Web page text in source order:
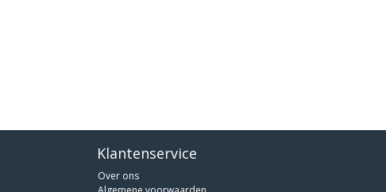
Klantenservice
Over ons